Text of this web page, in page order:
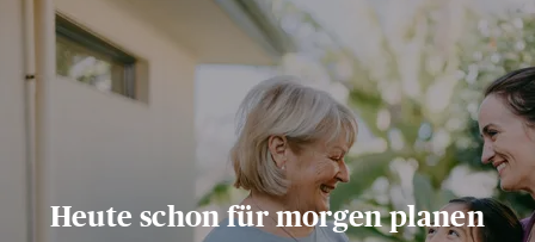
Heute schon für morgen planen